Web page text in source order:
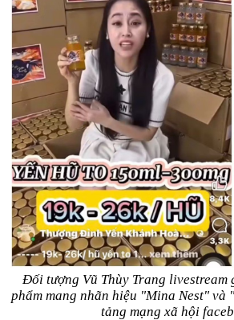
Đối tượng Vũ Thùy Trang livestream
phẩm mang nhãn hiệu "Mina Nest" và
tảng mạng xã hội